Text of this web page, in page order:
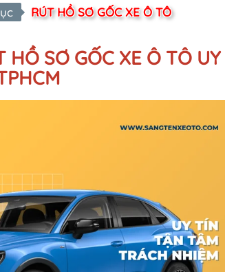
RÚT HỒ SƠ GỐC XE Ô TÔ
SƠ GỐC XE Ô TÔ UY